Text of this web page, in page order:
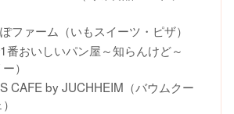
ファーム（いもスイーツ・ピザ）
番おいしいパン屋～知らんけど～
）
CAFE by JUCHHEIM（バウムクー